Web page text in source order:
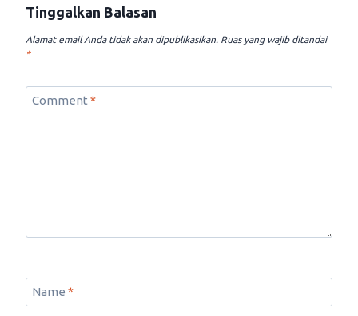
Tinggalkan Balasan
Alamat email Anda tidak akan dipublikasikan. Ruas yang wajib ditandai
*
Comment *
Name *